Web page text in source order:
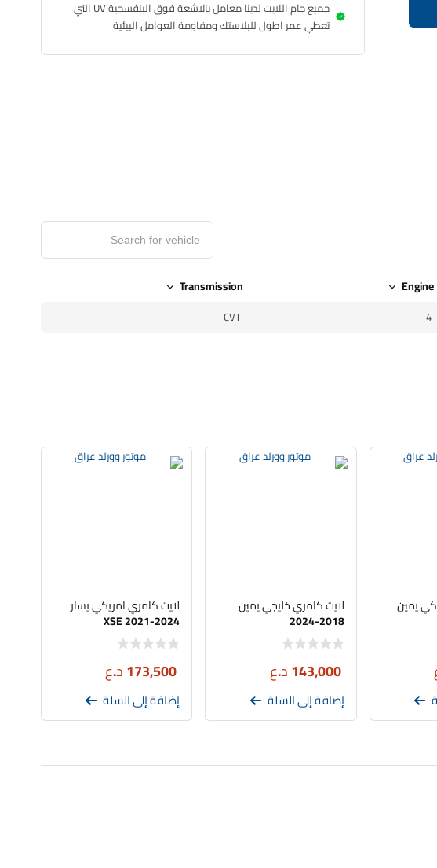
جميع جام اللايت لدينا معامل بالاشعة فوق البنفسجية UV التي
تعطي عمر اطول للبلاستك ومقاومة العوامل البيئية
Engine
Transmission
4
CVT
يمين لايت كامري خليجي يمين
2018-2024
143,000د.ع
إضافة إلى السلة
لايت كامري امريكي يسار
XSE 2021-2024
173,500د.ع
إضافة إلى السلة